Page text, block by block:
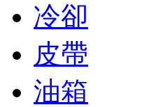
冷卻
皮帶
油箱